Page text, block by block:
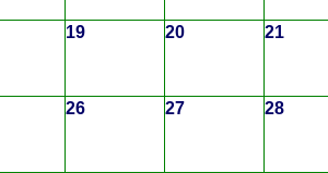
19 20 21
26 27 28